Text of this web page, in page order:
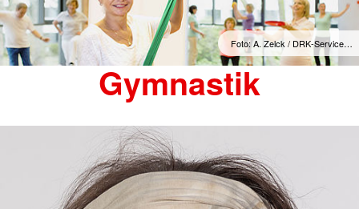
Foto: A. Zelck / DRK-Service…
Gymnastik